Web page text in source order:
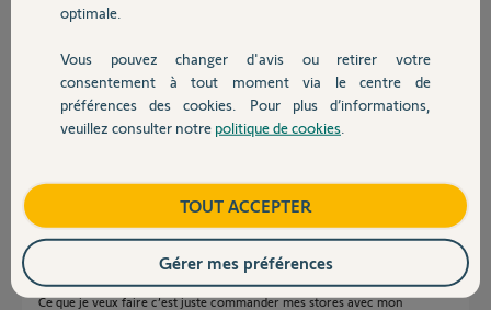
Devis avec un pro
Contact
Non, pour un store il faut le récepteur réf 1810624 dispo sur sites
Ce récepteur accepte toutes les sécu vent.
Merci Le Coyote. Quand je regarde la référence 1810624, apparemment
c’est pour ensuite installer des détecteurs de vent ou soleil et automatiser
les stores.
Ce que je veux faire c’est juste commander mes stores avec mon
optimale.
Vous pouvez changer d'avis ou retirer votre
consentement à tout moment via le centre de
préférences des cookies. Pour plus d’informations,
veuillez consulter notre politique de cookies
TOUT ACCEPTER
Gérer mes préférences